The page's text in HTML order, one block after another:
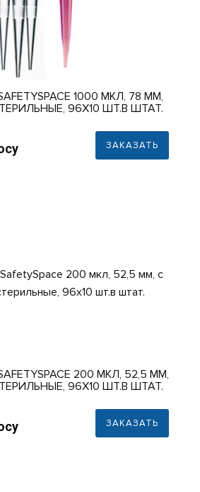
1000 МКЛ, 78 ММ,
96X10 ШТ.В ШТАТ.
ЗАКАЗАТЬ
200 МКЛ, 52,5 ММ,
96X10 ШТ.В ШТАТ.
ЗАКАЗАТЬ